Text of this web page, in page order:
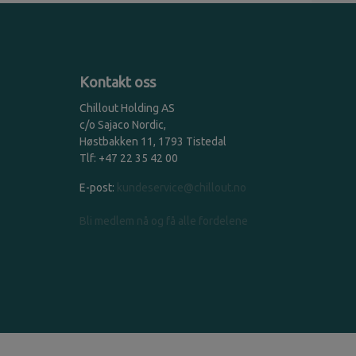
Kontakt oss
Chillout Holding AS
c/o Sajaco Nordic,
Høstbakken 11, 1793 Tistedal
Tlf: +47 22 35 42 00
E-post: kundeservice@chillout.no
Bli medlem nå og få alle fordelene